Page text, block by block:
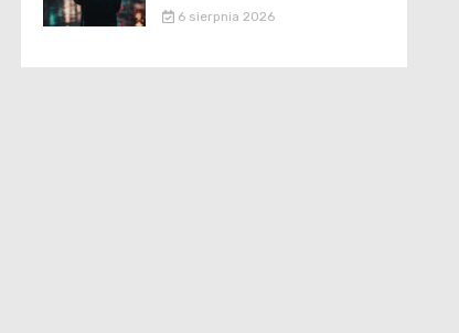
6 sierpnia 2026